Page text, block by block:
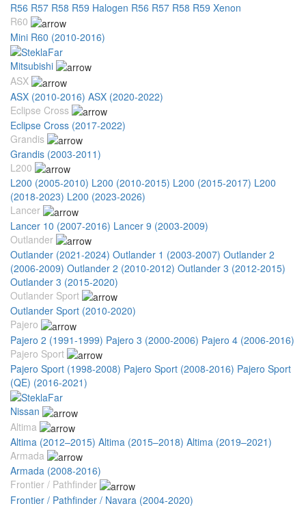
R56 R57 R58 R59 Halogen R56 R57 R58 R59 Xenon
R60
Mini R60 (2010-2016)
Mitsubishi
ASX
ASX (2010-2016) ASX (2020-2022)
Eclipse Cross
Eclipse Cross (2017-2022)
Grandis
Grandis (2003-2011)
L200
L200 (2005-2010) L200 (2010-2015) L200 (2015-2017) L200
(2018-2023) L200 (2023-2026)
Lancer
Lancer 10 (2007-2016) Lancer 9 (2003-2009)
Outlander
Outlander (2021-2024) Outlander 1 (2003-2007) Outlander 2
(2006-2009) Outlander 2 (2010-2012) Outlander 3 (2012-2015)
Outlander 3 (2015-2020)
Outlander Sport
Outlander Sport (2010-2020)
Pajero
Pajero 2 (1991-1999) Pajero 3 (2000-2006) Pajero 4 (2006-2016)
Pajero Sport
Pajero Sport (1998-2008) Pajero Sport (2008-2016) Pajero Sport
(QE) (2016-2021)
Nissan
Altima
Altima (2012–2015) Altima (2015–2018) Altima (2019–2021)
Armada
Armada (2008-2016)
Frontier / Pathfinder
Frontier / Pathfinder / Navara (2004-2020)